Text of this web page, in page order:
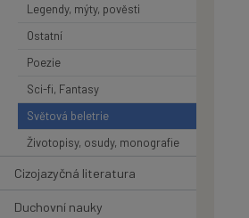
Legendy, mýty, pověsti
Ostatní
Poezie
Sci-fi, Fantasy
Světová beletrie
Životopisy, osudy, monografie
Cizojazyčná literatura
Duchovní nauky